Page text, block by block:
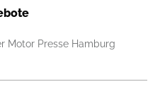
Motor Presse Hamburg